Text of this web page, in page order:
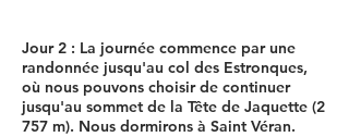
Jour 2 : La journée commence par une
randonnée jusqu'au col des Estronques,
où nous pouvons choisir de continuer
jusqu'au sommet de la Tête de Jaquette (2
757 m). Nous dormirons à Saint Véran.